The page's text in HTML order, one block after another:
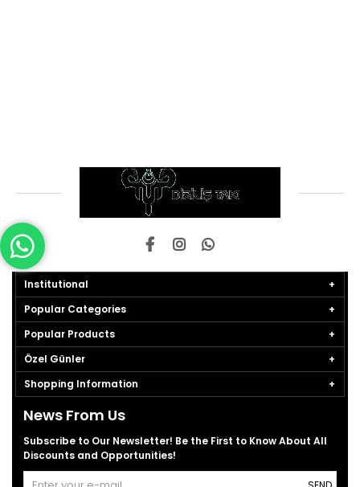
Institutional
Popular Categories
Popular Products
Özel Günler
Shopping Information
News From Us
Subscribe to Our Newsletter! Be the First to Know About All
Discounts and Opportunities!